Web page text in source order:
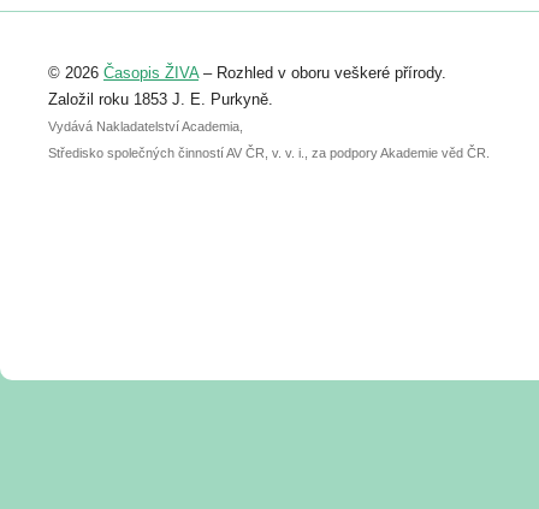
Registrovat se můžete do 6. září.
abstraktu přihlášené přednášky nebo
posteru je už 30. června.
© 2026 Časopis ŽIVA– Rozhled v oboru veškeré přírody.
Založil roku 1853 J. E. Purkyně.
Vydává Nakladatelství Academia,
Středisko společných činností AV ČR, v. v. i., za podpory Akademie věd ČR.